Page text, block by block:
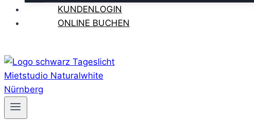
KUNDENLOGIN
ONLINE BUCHEN